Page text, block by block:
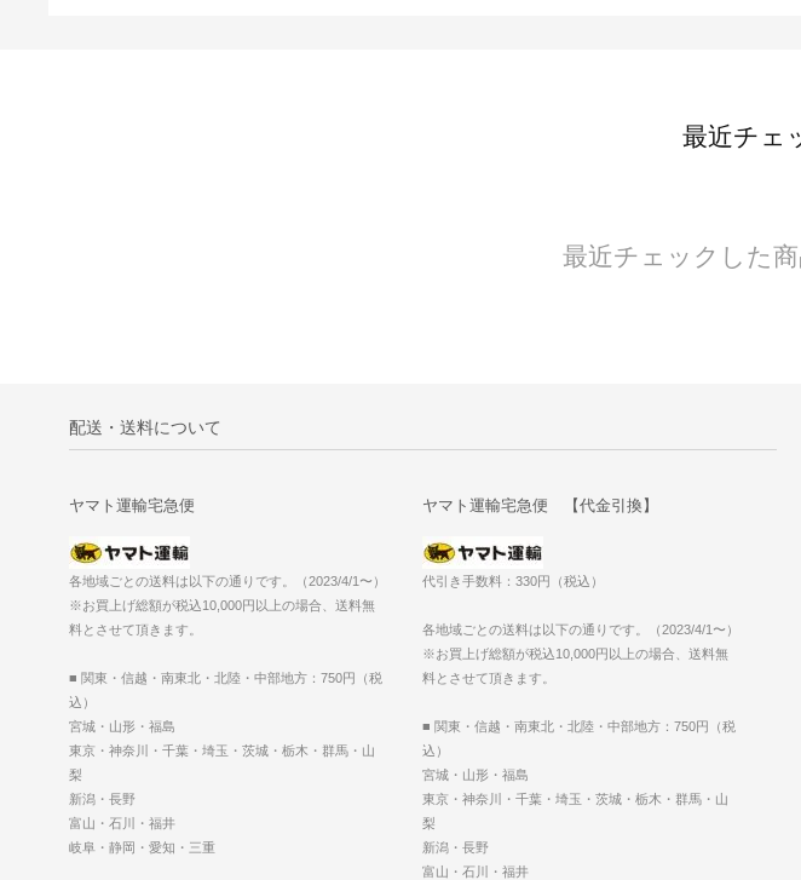
最近チェ
最近チェックした
配送・送料について
ヤマト運輸宅急便
各地域ごとの送料は以下の通りです。（2023/4/1〜）
※お買上げ総額が税込10,000円以上の場合、送料無
料とさせて頂きます。
■ 関東・信越・南東北・北陸・中部地方：750円（税
込）
宮城・山形・福島
東京・神奈川・千葉・埼玉・茨城・栃木・群馬・山
梨
新潟・長野
富山・石川・福井
岐阜・静岡・愛知・三重
ヤマト運輸宅急便 【代金引換】
代引き手数料：330円（税込）
各地域ごとの送料は以下の通りです。（2023/4/1〜）
※お買上げ総額が税込10,000円以上の場合、送料無
料とさせて頂きます。
■ 関東・信越・南東北・北陸・中部地方：750円（税
込）
宮城・山形・福島
東京・神奈川・千葉・埼玉・茨城・栃木・群馬・山
梨
新潟・長野
富山・石川・福井